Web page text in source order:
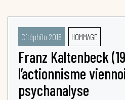
Citéphilo 2018 HOMMAGE
Franz Kaltenbeck
l’actionnisme
psychanalyse